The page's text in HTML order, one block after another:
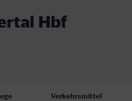
Hbf
Verkehrsmittel